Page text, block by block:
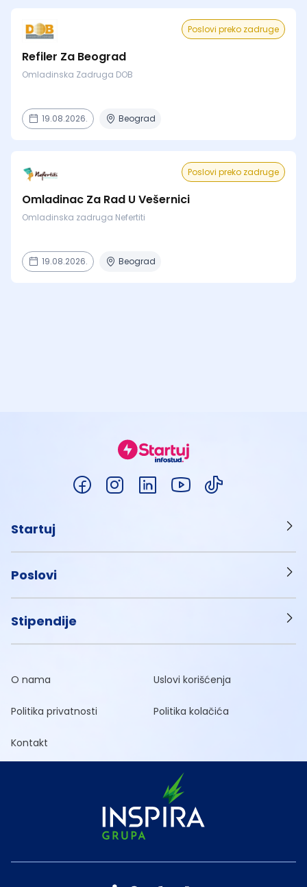
Poslovi preko zadruge
Refiler Za Beograd
Omladinska Zadruga DOB
19.08.2026. Beograd
Poslovi preko zadruge
Omladinac Za Rad U Vešernici
Omladinska zadruga Nefertiti
19.08.2026. Beograd
Startuj
Poslovi
Stipendije
O nama Uslovi korišćenja
Politika privatnosti Politika kolačića
Kontakt